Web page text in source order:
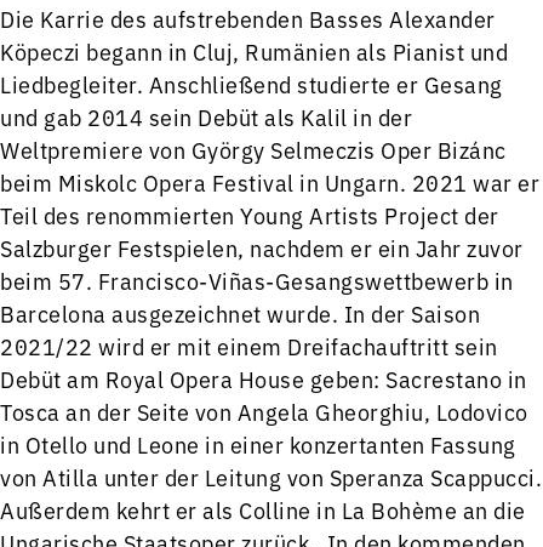
Die Karrie des aufstrebenden Basses Alexander
Köpeczi begann in Cluj, Rumänien als Pianist und
Liedbegleiter. Anschließend studierte er Gesang
und gab 2014 sein Debüt als Kalil in der
Weltpremiere von György Selmeczis Oper Bizánc
beim Miskolc Opera Festival in Ungarn. 2021 war er
Teil des renommierten Young Artists Project der
Salzburger Festspielen, nachdem er ein Jahr zuvor
beim 57. Francisco-Viñas-Gesangswettbewerb in
Barcelona ausgezeichnet wurde. In der Saison
2021/22 wird er mit einem Dreifachauftritt sein
Debüt am Royal Opera House geben: Sacrestano in
Tosca an der Seite von Angela Gheorghiu, Lodovico
in Otello und Leone in einer konzertanten Fassung
von Atilla unter der Leitung von Speranza Scappucci.
Außerdem kehrt er als Colline in La Bohème an die